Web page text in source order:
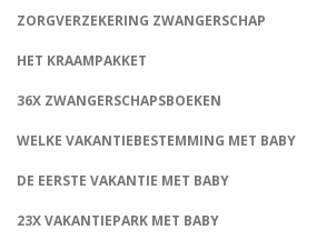
ZORGVERZEKERING ZWANGERSCHAP
HET KRAAMPAKKET
36X ZWANGERSCHAPSBOEKEN
WELKE VAKANTIEBESTEMMING MET BABY
DE EERSTE VAKANTIE MET BABY
23X VAKANTIEPARK MET BABY